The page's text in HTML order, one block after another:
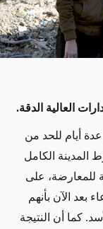
العالية الدقة.
أيام للحد من
المدينة الكامل
للمعارضة، على
بعد الآن بأنهم
كما أن النتيجة